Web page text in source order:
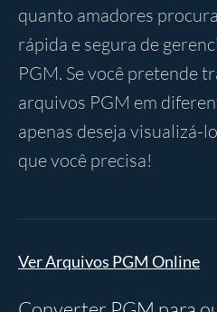
quanto amadores
rápida e segura de
PGM. Se você pretende
arquivos PGM em
apenas deseja visualizá-
que você precisa!
Ver Arquivos PGM Online